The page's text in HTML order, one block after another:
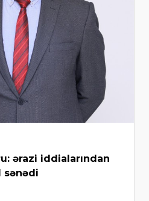
ərazi iddialarından
sənədi